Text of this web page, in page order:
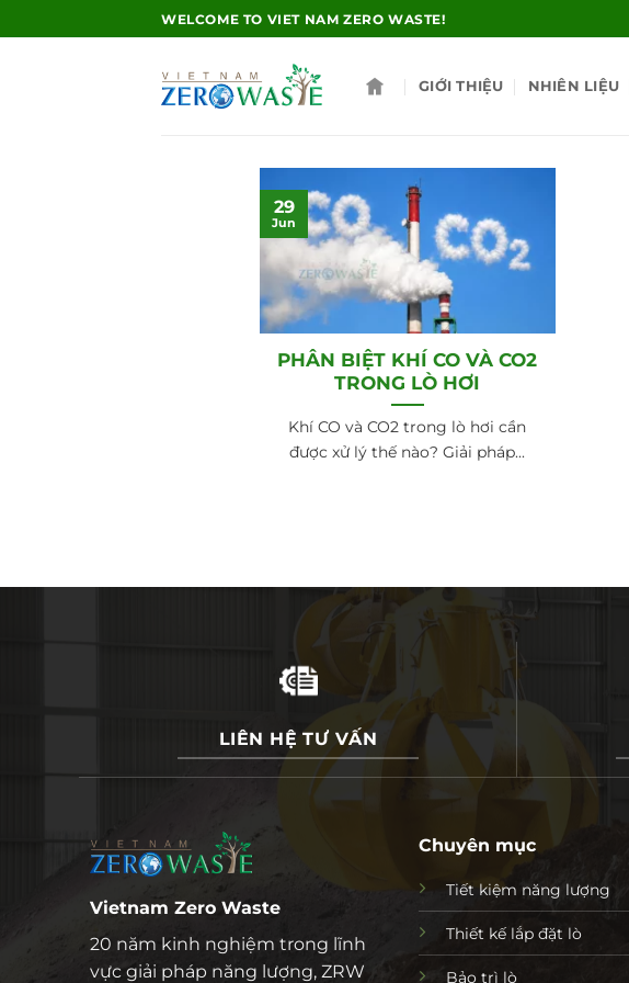
to
WELCOME TO VIET NAM ZERO WASTE!
GIỚI THIỆU NHIÊN LIỆU
PHÂN BIỆT KHÍ CO VÀ CO2
TRONG LÒ HƠI
Khí CO và CO2 trong lò hơi cần
được xử lý thế nào? Giải pháp...
29
Jun
LIÊN HỆ TƯ VẤN
Vietnam Zero Waste
20 năm kinh nghiệm trong lĩnh
vực giải pháp năng lượng, ZRW
Chuyên mục
Tiết kiệm năng lượng
Thiết kế lắp đặt lò
Bảo trì lò